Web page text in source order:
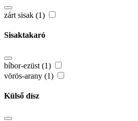
zárt sisak (1)
Sisaktakaró
bíbor-ezüst (1)
vörös-arany (1)
Külső dísz